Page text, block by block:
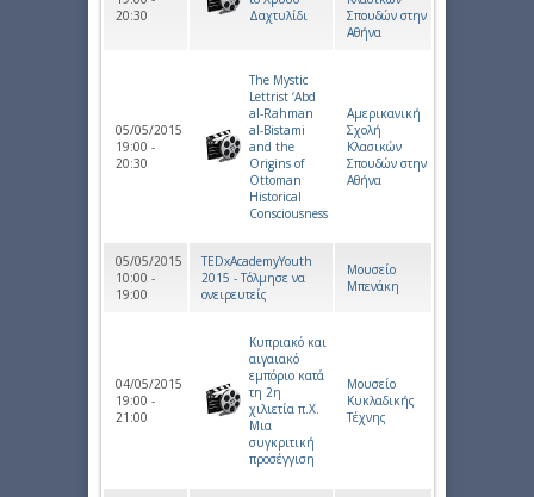
20:30
Δαχτυλίδι
Σπουδών στην
Αθήνα
05/05/2015
19:00 -
20:30
The Mystic
Lettrist ‘Abd
al-Rahman
al-Bistami
and the
Origins of
Ottoman
Historical
Consciousness
Αμερικανική
Σχολή
Κλασικών
Σπουδών στην
Αθήνα
05/05/2015
10:00 -
19:00
TEDxAcademyYouth
2015 - Τόλμησε να
ονειρευτείς
Μουσείο
Μπενάκη
04/05/2015
19:00 -
21:00
Κυπριακό και
αιγαιακό
εμπόριο κατά
τη 2η
χιλιετία π.Χ.
Μια
συγκριτική
προσέγγιση
Μουσείο
Κυκλαδικής
Τέχνης